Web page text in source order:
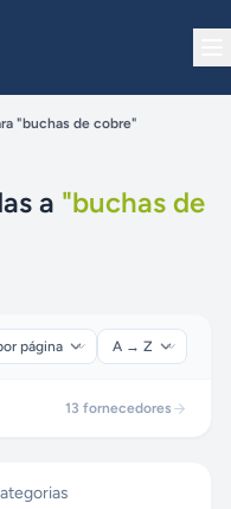
"buchas de cobre"
a "buchas de
13 fornecedores